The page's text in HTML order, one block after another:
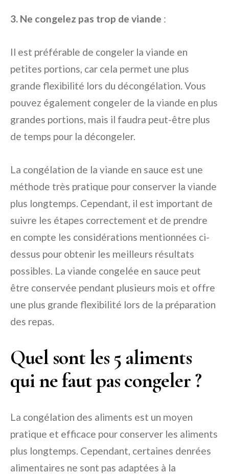
3. Ne congelez pas trop de viande :
Il est préférable de congeler la viande en
petites portions, car cela permet une plus
grande flexibilité lors du décongélation. Vous
pouvez également congeler de la viande en plus
grandes portions, mais il faudra peut-être plus
de temps pour la décongeler.
La congélation de la viande en sauce est une
méthode très pratique pour conserver la viande
plus longtemps. Cependant, il est important de
suivre les étapes correctement et de prendre
en compte les considérations mentionnées ci-
dessus pour obtenir les meilleurs résultats
possibles. La viande congelée en sauce peut
être conservée pendant plusieurs mois et offre
une plus grande flexibilité lors de la préparation
des repas.
Quel sont les 5 aliments
qui ne faut pas congeler ?
La congélation des aliments est un moyen
pratique et efficace pour conserver les aliments
plus longtemps. Cependant, certaines denrées
alimentaires ne sont pas adaptées à la